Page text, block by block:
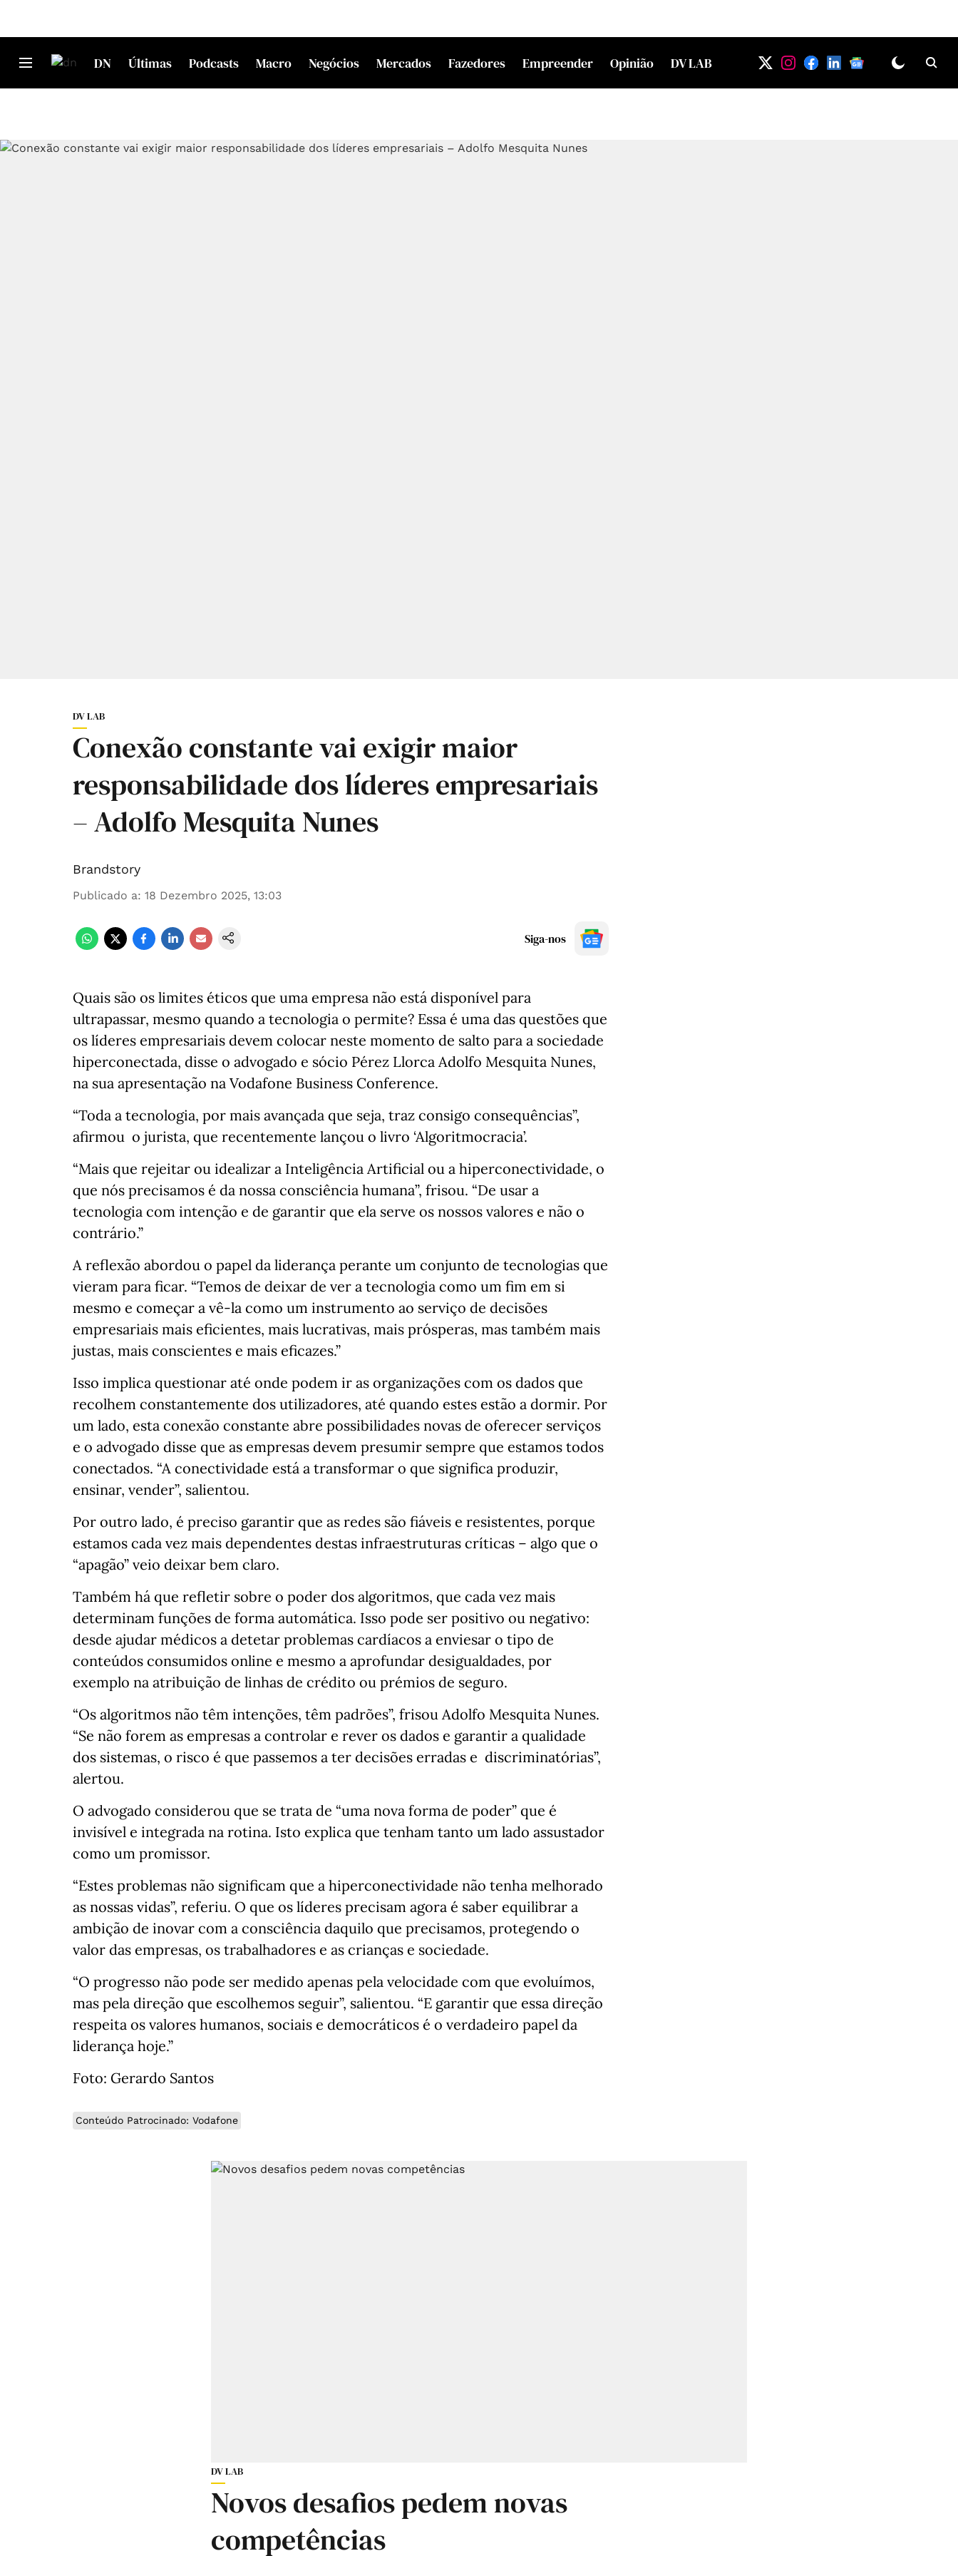
DN Últimas Podcasts Macro Negócios Mercados Fazedores Empreender Opinião DV LAB
DV LAB
Conexão constante vai exigir maior
responsabilidade dos líderes empresariais
– Adolfo Mesquita Nunes
Brandstory
Publicado a: 18 Dezembro 2025, 13:03
Siga-nos
Quais são os limites éticos que uma empresa não está disponível para
ultrapassar, mesmo quando a tecnologia o permite? Essa é uma das questões que
os líderes empresariais devem colocar neste momento de salto para a sociedade
hiperconectada, disse o advogado e sócio Pérez Llorca Adolfo Mesquita Nunes,
na sua apresentação na Vodafone Business Conference.
“Toda a tecnologia, por mais avançada que seja, traz consigo consequências”,
afirmou o jurista, que recentemente lançou o livro ‘Algoritmocracia’.
“Mais que rejeitar ou idealizar a Inteligência Artificial ou a hiperconectividade, o
que nós precisamos é da nossa consciência humana”, frisou. “De usar a
tecnologia com intenção e de garantir que ela serve os nossos valores e não o
contrário.”
A reflexão abordou o papel da liderança perante um conjunto de tecnologias que
vieram para ficar. “Temos de deixar de ver a tecnologia como um fim em si
mesmo e começar a vê-la como um instrumento ao serviço de decisões
empresariais mais eficientes, mais lucrativas, mais prósperas, mas também mais
justas, mais conscientes e mais eficazes.”
Isso implica questionar até onde podem ir as organizações com os dados que
recolhem constantemente dos utilizadores, até quando estes estão a dormir. Por
um lado, esta conexão constante abre possibilidades novas de oferecer serviços
e o advogado disse que as empresas devem presumir sempre que estamos todos
conectados. “A conectividade está a transformar o que significa produzir,
ensinar, vender”, salientou.
Por outro lado, é preciso garantir que as redes são fiáveis e resistentes, porque
estamos cada vez mais dependentes destas infraestruturas críticas – algo que o
“apagão” veio deixar bem claro.
Também há que refletir sobre o poder dos algoritmos, que cada vez mais
determinam funções de forma automática. Isso pode ser positivo ou negativo:
desde ajudar médicos a detetar problemas cardíacos a enviesar o tipo de
conteúdos consumidos online e mesmo a aprofundar desigualdades, por
exemplo na atribuição de linhas de crédito ou prémios de seguro.
“Os algoritmos não têm intenções, têm padrões”, frisou Adolfo Mesquita Nunes.
“Se não forem as empresas a controlar e rever os dados e garantir a qualidade
dos sistemas, o risco é que passemos a ter decisões erradas e discriminatórias”,
alertou.
O advogado considerou que se trata de “uma nova forma de poder” que é
invisível e integrada na rotina. Isto explica que tenham tanto um lado assustador
como um promissor.
“Estes problemas não significam que a hiperconectividade não tenha melhorado
as nossas vidas”, referiu. O que os líderes precisam agora é saber equilibrar a
ambição de inovar com a consciência daquilo que precisamos, protegendo o
valor das empresas, os trabalhadores e as crianças e sociedade.
“O progresso não pode ser medido apenas pela velocidade com que evoluímos,
mas pela direção que escolhemos seguir”, salientou. “E garantir que essa direção
respeita os valores humanos, sociais e democráticos é o verdadeiro papel da
liderança hoje.”
Foto: Gerardo Santos
Conteúdo Patrocinado: Vodafone
DV LAB
Novos desafios pedem novas
competências